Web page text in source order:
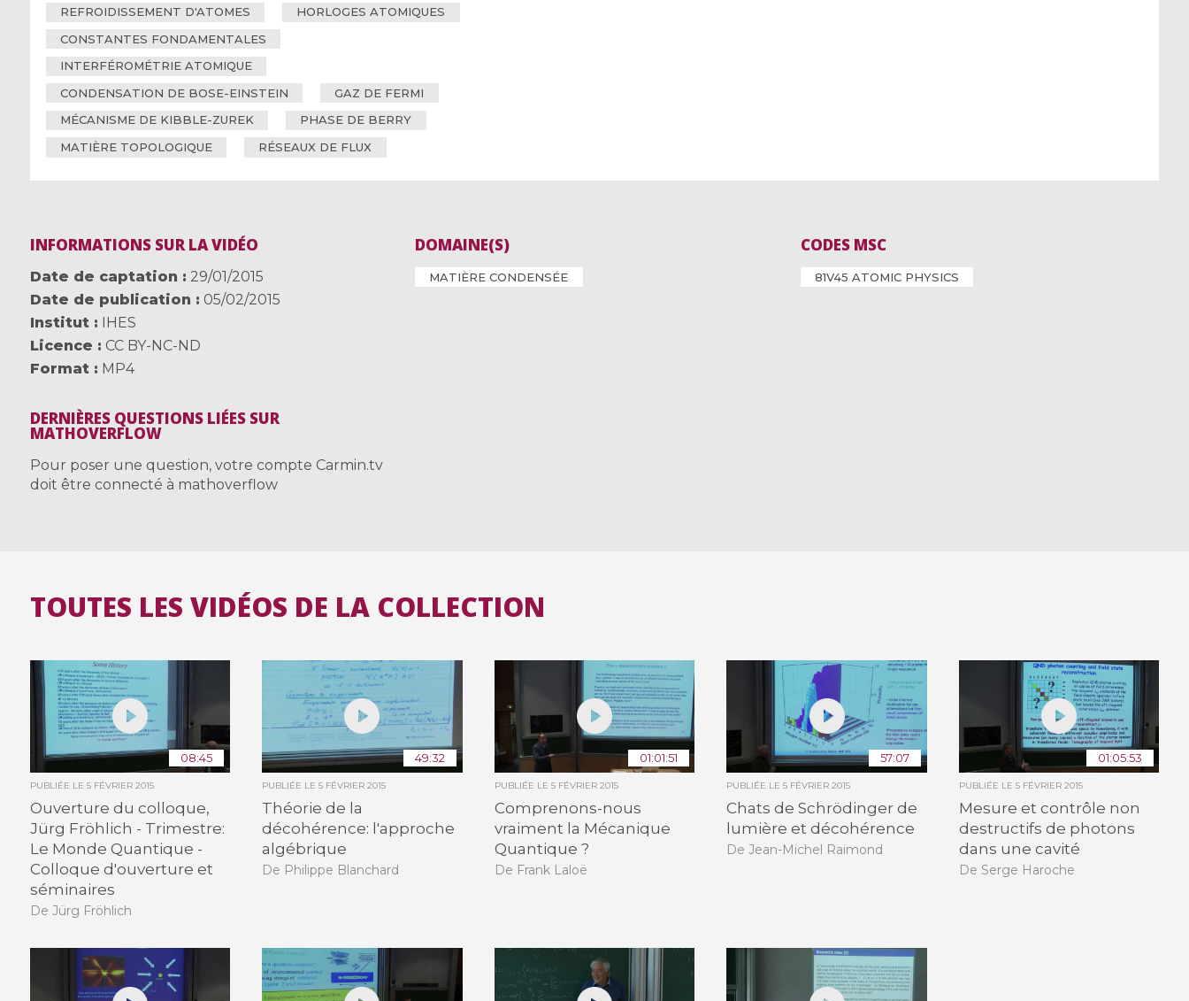
REFROIDISSEMENT D'ATOMES
HORLOGES ATOMIQUES
CONSTANTES FONDAMENTALES
INTERFÉROMÉTRIE ATOMIQUE
CONDENSATION DE BOSE-EINSTEIN
GAZ DE FERMI
MÉCANISME DE KIBBLE-ZUREK
PHASE DE BERRY
MATIÈRE TOPOLOGIQUE
RÉSEAUX DE FLUX
INFORMATIONS SUR LA VIDÉO
Date de captation
29/01/2015
Date de publication
05/02/2015
Institut
IHES
Licence
CC BY-NC-ND
Format
MP4
DOMAINE(S)
MATIÈRE CONDENSÉE
CODES MSC
81V45 ATOMIC PHYSICS
DERNIÈRES QUESTIONS LIÉES SUR
MATHOVERFLOW
Pour poser une question, votre compte Carmin.tv
doit être connecté à mathoverflow
TOUTES LES VIDÉOS DE LA COLLECTION
08:45
PUBLIÉE LE 5 FÉVRIER 2015
Ouverture du colloque,
Jürg Fröhlich - Trimestre:
Le Monde Quantique -
Colloque d'ouverture et
séminaires
De Jürg Fröhlich
49:32
PUBLIÉE LE5 FÉVRIER 2015
Théorie de la
décohérence: l'approche
algébrique
De Philippe Blanchard
01:01:51
PUBLIÉE LE 5 FÉVRIER 2015
Comprenons-nous
vraiment la Mécanique
Quantique ?
De Frank Laloë
57:07
PUBLIÉE LE5 FÉVRIER 2015
Chats de Schrödinger de
lumière et décohérence
De Jean-Michel Raimond
01:05:53
PUBLIÉE LE 5 FÉVRIER 2015
Mesure et contrôle non
destructifs de photons
dans une cavité
De Serge Haroche